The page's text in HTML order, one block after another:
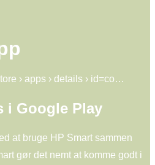
› apps › details › id=co…
i Google Play
at bruge HP Smart sammen
gør det nemt at komme godt i